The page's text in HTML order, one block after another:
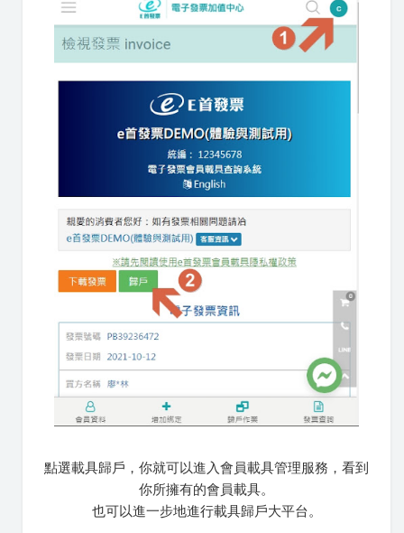
點選載具歸戶，你就可以進入會員載具管理服務，看到
你所擁有的會員載具。
也可以進一步地進行載具歸戶大平台。